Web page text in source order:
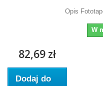
Opis
W
82,69 zł
Dodaj do